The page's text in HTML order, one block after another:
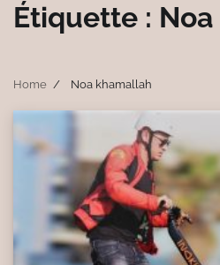
Étiquette :
Home Noa khamallah